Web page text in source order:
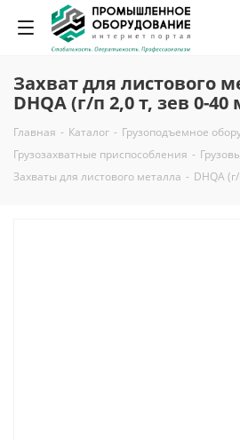
Захват для листового
DHQA (г/п 2,0 т, зев 0-
Главная - Каталог - Грузоподъемное
Грузозахватные приспособления -
Захваты для листового металла - DHQA